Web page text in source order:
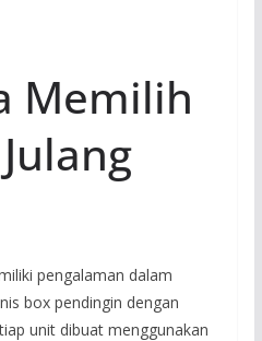
Memilih
pengalaman dalam
box pendingin dengan
unit dibuat menggunakan